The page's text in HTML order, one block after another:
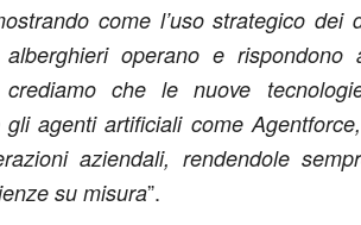
come l’uso strategico dei
operano e rispondono
che le nuove
agenti artificiali come
aziendali, rendendole
su misura”.